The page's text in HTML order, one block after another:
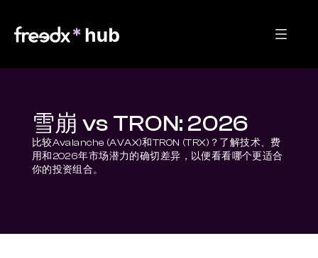
雪崩 vs TRON: 2026
比较Avalanche (AVAX)和TRON (TRX)？了解技术、费
用和2026年市场潜力的确切差异，以便看看哪个更适合
你的投资组合。